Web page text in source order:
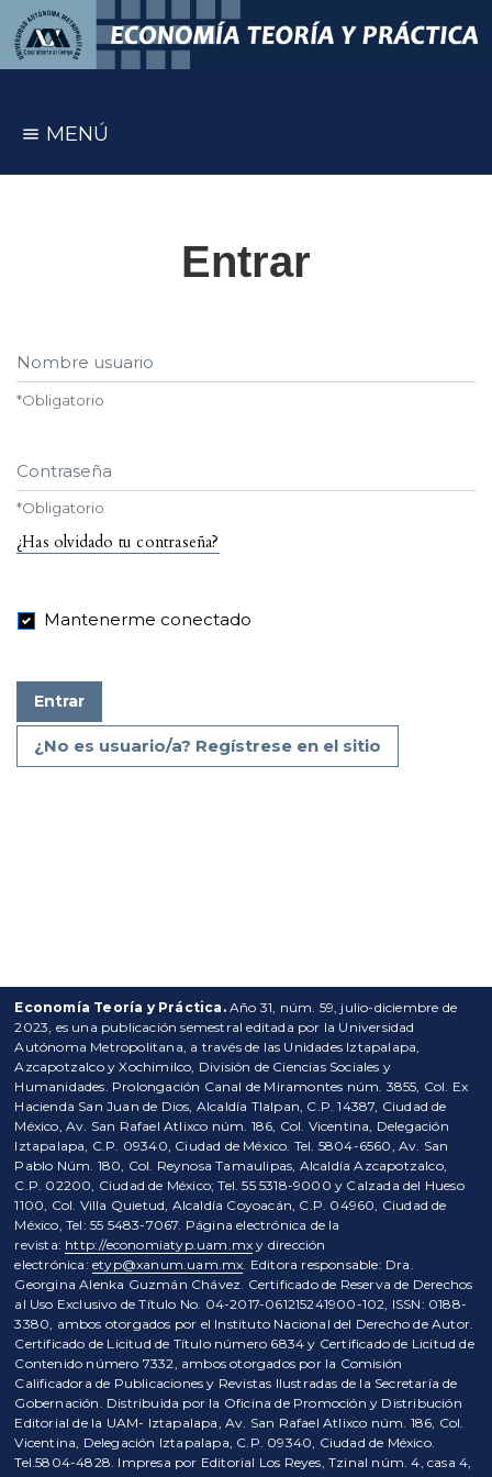
MENÚ
Entrar
Nombre usuario
*Obligatorio
Contraseña
*Obligatorio
¿Has olvidado tu contraseña?
Mantenerme conectado
Entrar
¿No es usuario/a? Regístrese en el sitio
Economía Teoría y Práctica.Año 31, núm. 59, julio-diciembre de
2023, es una publicación semestral editada por la Universidad
Autónoma Metropolitana, a través de las Unidades Iztapalapa,
Azcapotzalco y Xochimilco, División de Ciencias Sociales y
Humanidades. Prolongación Canal de Miramontes núm. 3855, Col. Ex
Hacienda San Juan de Dios, Alcaldía Tlalpan, C.P. 14387, Ciudad de
México, Av. San Rafael Atlixco núm. 186, Col. Vicentina, Delegación
Iztapalapa, C.P. 09340, Ciudad de México. Tel. 5804-6560, Av. San
Pablo Núm. 180, Col. Reynosa Tamaulipas, Alcaldía Azcapotzalco,
C.P. 02200, Ciudad de México; Tel. 55 5318-9000 y Calzada del Hueso
1100, Col. Villa Quietud, Alcaldía Coyoacán, C.P. 04960, Ciudad de
México, Tel: 55 5483-7067. Página electrónica de la
revista: http://economiatyp.uam.mx y dirección
electrónica:etyp@xanum.uam.mx . Editora responsable: Dra.
Georgina Alenka Guzmán Chávez. Certificado de Reserva de Derechos
al Uso Exclusivo de Título No. 04-2017-061215241900-102, ISSN: 0188-
3380, ambos otorgados por el Instituto Nacional del Derecho de Autor.
Certificado de Licitud de Título número 6834 y Certificado de Licitud de
Contenido número 7332, ambos otorgados por la Comisión
Calificadora de Publicaciones y Revistas Ilustradas de la Secretaría de
Gobernación. Distribuida por la Oficina de Promoción y Distribución
Editorial de la UAM- Iztapalapa, Av. San Rafael Atlixco núm. 186, Col.
Vicentina, Delegación Iztapalapa, C.P. 09340, Ciudad de México.
Tel.5804-4828. Impresa por Editorial Los Reyes, Tzinal núm. 4, casa 4,